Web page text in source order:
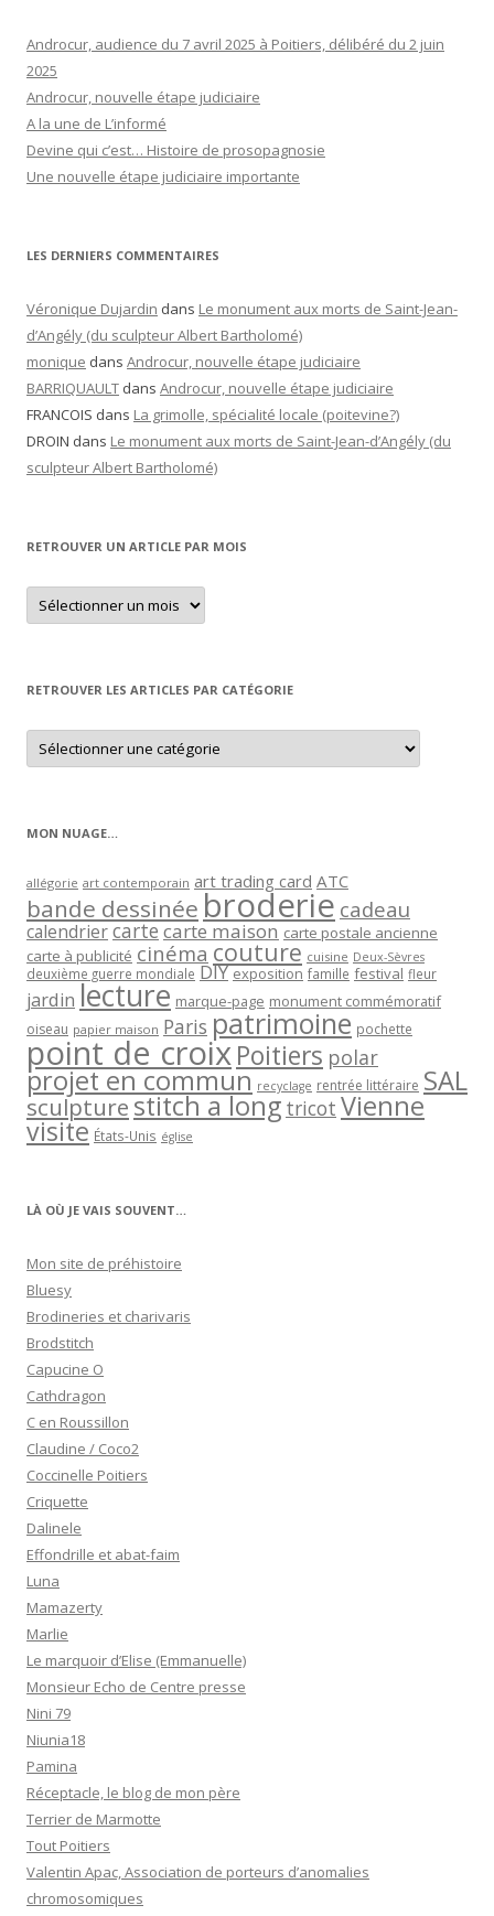
Androcur, audience du 7 avril 2025 à Poitiers, délibéré du 2 juin
2025
Androcur, nouvelle étape judiciaire
A la une de L’informé
Devine qui c’est… Histoire de prosopagnosie
Une nouvelle étape judiciaire importante
LES DERNIERS COMMENTAIRES
Véronique Dujardin dans Le monument aux morts de Saint-Jean-
d’Angély (du sculpteur Albert Bartholomé)
monique dans Androcur, nouvelle étape judiciaire
BARRIQUAULT dans Androcur, nouvelle étape judiciaire
FRANCOIS dans La grimolle, spécialité locale (poitevine?)
DROIN dans Le monument aux morts de Saint-Jean-d’Angély (du
sculpteur Albert Bartholomé)
RETROUVER UN ARTICLE PAR MOIS
Retrouver
un
article
RETROUVER LES ARTICLES PAR CATÉGORIE
Retrouver
les
articles
MON NUAGE…
allégorie art contemporain art trading card ATC
bande dessinée broderie cadeau
calendriercartecarte maison carte postale ancienne
carte à publicité cinéma couture cuisine Deux-Sèvres
deuxième guerre mondiale DIY exposition famille festival fleur
jardin lecture marque-page monument commémoratif
oiseau papier maison Paris patrimoine pochette
point de croixPoitiers polar
projet en commun recyclage rentrée littéraire SAL
sculpturestitch a long tricot Vienne
visite États-Unis église
LÀ OÙ JE VAIS SOUVENT…
Mon site de préhistoire
Bluesy
Brodineries et charivaris
Brodstitch
Capucine O
Cathdragon
C en Roussillon
Claudine / Coco2
Coccinelle Poitiers
Criquette
Dalinele
Effondrille et abat-faim
Luna
Mamazerty
Marlie
Le marquoir d’Elise (Emmanuelle)
Monsieur Echo de Centre presse
Nini 79
Niunia18
Pamina
Réceptacle, le blog de mon père
Terrier de Marmotte
Tout Poitiers
Valentin Apac, Association de porteurs d’anomalies
chromosomiques